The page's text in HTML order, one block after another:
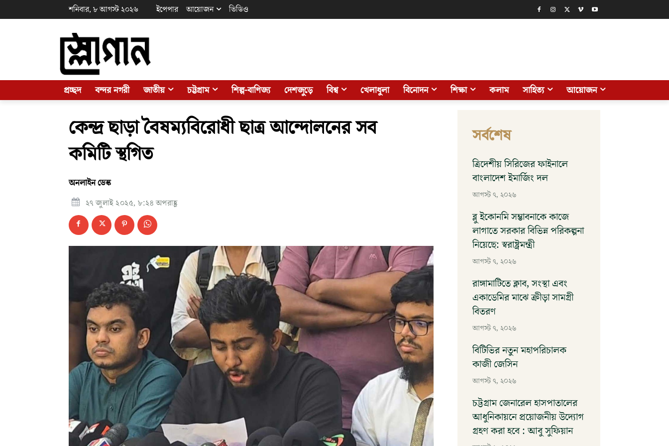
শনিবার, ৮ আগস্ট ২০২৬ ইপেপার আয়োজন ভিডিও
প্রচ্ছদ বন্দর নগরী জাতীয় চট্টগ্রাম শিল্প-বাণিজ্য দেশজুড়ে বিশ্ব খেলাধুলা বিনোদন শিক্ষা কলাম সাহিত্য আয়োজন
কেন্দ্র ছাড়া বৈষম্যবিরোধী ছাত্র আন্দোলনের সব
কমিটি স্থগিত
অনলাইন ডেস্ক
২৭ জুলাই ২০২৫, ৮:২৪ অপরাহ্ণ
সর্বশেষ
ত্রিদেশীয় সিরিজের ফাইনালে
বাংলাদেশ ইমার্জিং দল
আগস্ট ৭, ২০২৬
ব্লু ইকোনমি সম্ভাবনাকে কাজে
লাগাতে সরকার বিভিন্ন পরিকল্পনা
নিয়েছে: স্বরাষ্ট্রমন্ত্রী
আগস্ট ৭, ২০২৬
রাঙ্গামাটিতে ক্লাব, সংস্থা এবং
একাডেমির মাঝে ক্রীড়া সামগ্রী
বিতরণ
আগস্ট ৭, ২০২৬
বিটিভির নতুন মহাপরিচালক
কাজী জেসিন
আগস্ট ৭, ২০২৬
চট্টগ্রাম জেনারেল হাসপাতালের
আধুনিকায়নে প্রয়োজনীয় উদ্যোগ
গ্রহণ করা হবে : আবু সুফিয়ান